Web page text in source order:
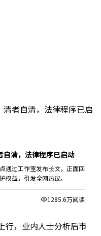
自清，法律程序已启动
通过工作室发布长文，正面回
权益，引发全网热议。
1285.6万阅读